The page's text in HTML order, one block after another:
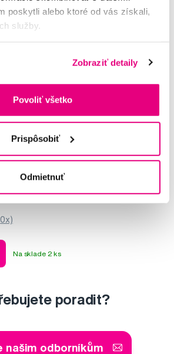
poskytli alebo ktoré od vás získali,
služby.
Zobraziť detaily
Povoliť všetko
Prispôsobiť
Odmietnuť
Na sklade 2 ks
poradit?
našim odborníkům